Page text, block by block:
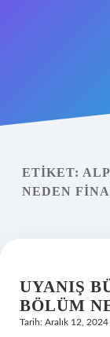
Yasal Uyarı
ETIKET:
NEDEN
UYANIŞ
BÖLÜM
Tarih: Aralık 12, 2024